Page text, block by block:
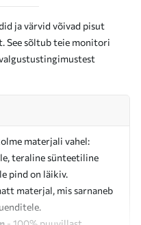
ja värvid võivad pisut
See sõltub teie monitori
materjali vahel:
teraline sünteetiline
pind on läikiv.
materjal, mis sarnaneb